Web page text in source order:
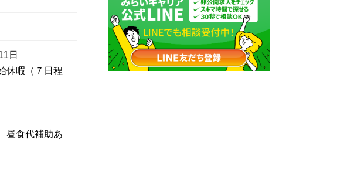
日
休暇（７日程
昼食代補助あ